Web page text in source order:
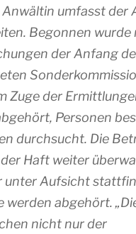
Anwältin umfasst der
Begonnen wurde
der Anfang
Zuge der
Personen
durchsucht. Die
Haft weiter
unter Aufsicht
werden abgehört.
nicht nur der